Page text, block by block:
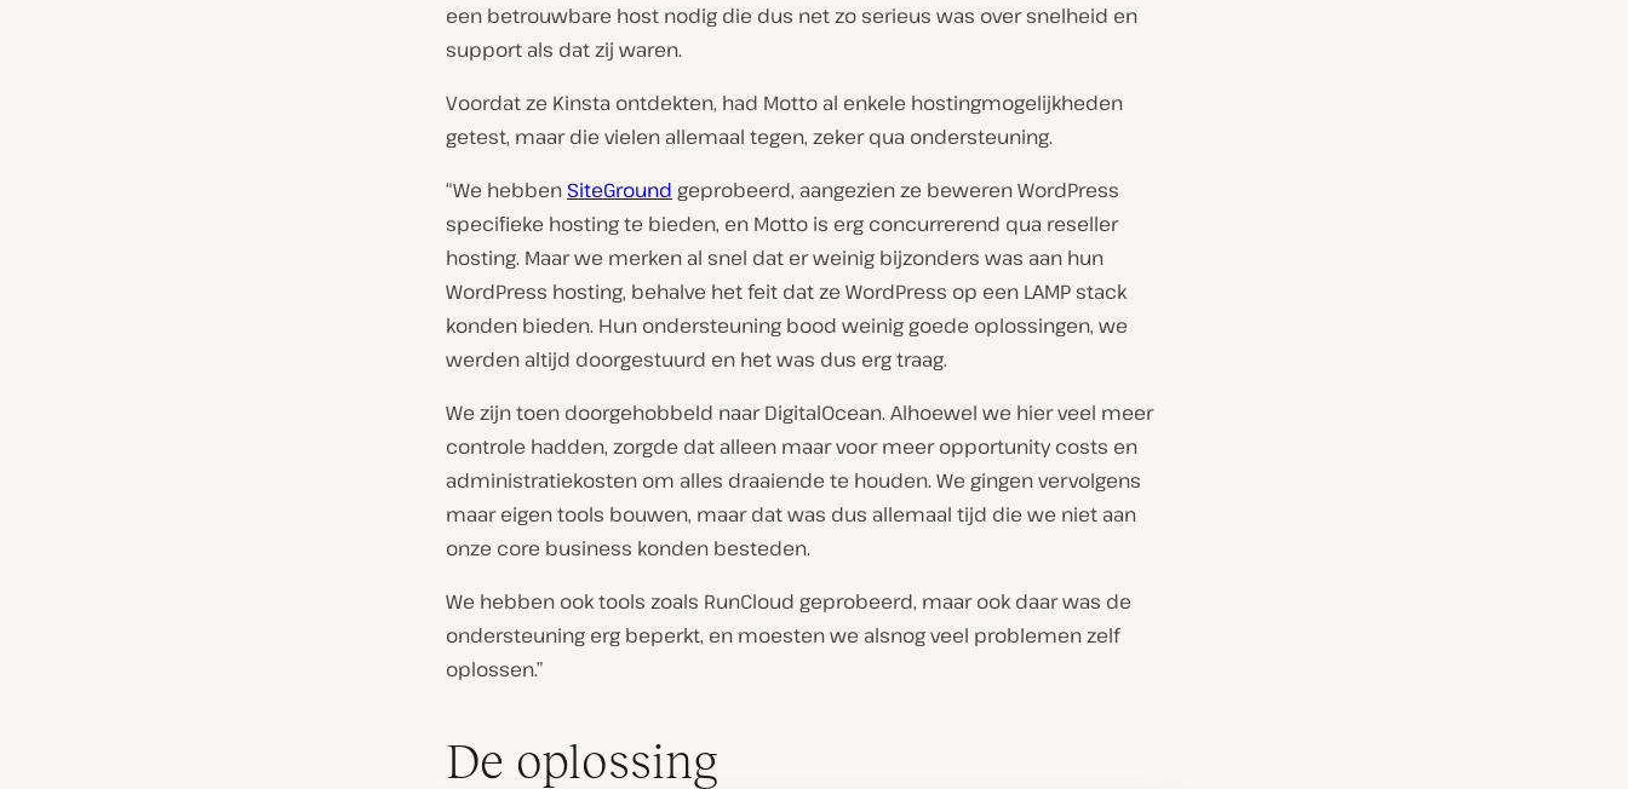
een betrouwbare host nodig die dus net zo serieus was over snelheid en
support als dat zij waren.
Voordat ze Kinsta ontdekten, had Motto al enkele hostingmogelijkheden
getest, maar die vielen allemaal tegen, zeker qua ondersteuning.
“We hebben SiteGround geprobeerd, aangezien ze beweren WordPress
specifieke hosting te bieden, en Motto is erg concurrerend qua reseller
hosting. Maar we merken al snel dat er weinig bijzonders was aan hun
WordPress hosting, behalve het feit dat ze WordPress op een LAMP stack
konden bieden. Hun ondersteuning bood weinig goede oplossingen, we
werden altijd doorgestuurd en het was dus erg traag.
We zijn toen doorgehobbeld naar DigitalOcean. Alhoewel we hier veel meer
controle hadden, zorgde dat alleen maar voor meer opportunity costs en
administratiekosten om alles draaiende te houden. We gingen vervolgens
maar eigen tools bouwen, maar dat was dus allemaal tijd die we niet aan
onze core business konden besteden.
We hebben ook tools zoals RunCloud geprobeerd, maar ook daar was de
ondersteuning erg beperkt, en moesten we alsnog veel problemen zelf
oplossen.”
De oplossing